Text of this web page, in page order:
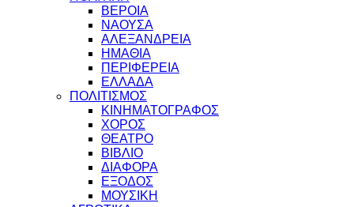
ΒΕΡΟΙΑ
ΝΑΟΥΣΑ
ΑΛΕΞΑΝΔΡΕΙΑ
ΗΜΑΘΙΑ
ΠΕΡΙΦΕΡΕΙΑ
ΕΛΛΑΔΑ
ΠΟΛΙΤΙΣΜΟΣ
ΚΙΝΗΜΑΤΟΓΡΑΦΟΣ
ΧΟΡΟΣ
ΘΕΑΤΡΟ
ΒΙΒΛΙΟ
ΔΙΑΦΟΡΑ
ΕΞΟΔΟΣ
ΜΟΥΣΙΚΗ